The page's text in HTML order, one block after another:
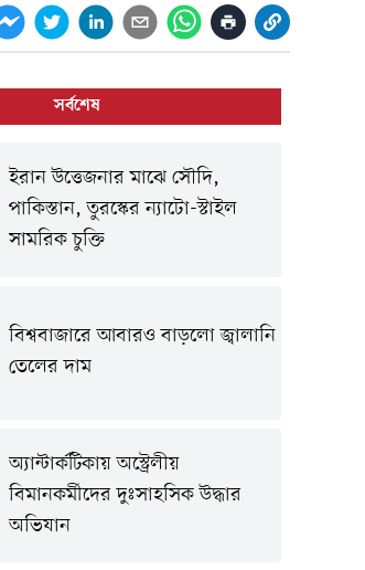
সর্বশেষ
ইরান উত্তেজনার মাঝে সৌদি,
পাকিস্তান, তুরস্কের ন্যাটো-স্টাইল
সামরিক চুক্তি
বিশ্ববাজারে আবারও বাড়লো জ্বালানি
তেলের দাম
অ্যান্টার্কটিকায় অস্ট্রেলীয়
বিমানকর্মীদের দুঃসাহসিক উদ্ধার
অভিযান